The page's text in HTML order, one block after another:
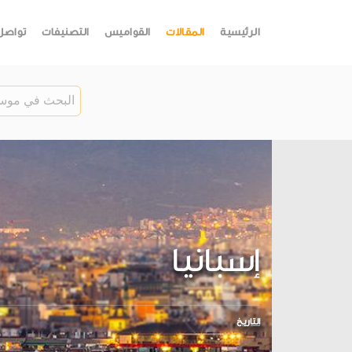
الرئيسية المقالات القواميس التصنيفات
إسبانيا
التاريخ